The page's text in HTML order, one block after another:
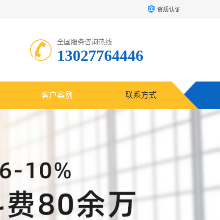
资质认证
全国服务咨询热线:
13027764446
客户案例 联系方式